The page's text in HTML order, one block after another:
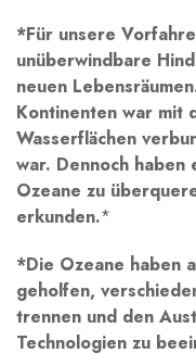
*Für unsere
unüberwindbare
‌neuen
Kontinenten war ‌mit
Wasserflächen
war. Dennoch
Ozeane zu
‌erkunden.*
*Die Ozeane​ haben
geholfen,
trennen und den
Technologien⁣ zu